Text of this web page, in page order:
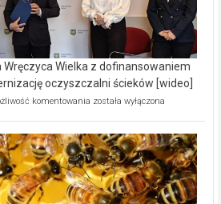
Wręczyca Wielka z dofinansowaniem
oczyszczalni ścieków [wideo]
komentowania Ekologiczne
Wręczyca
Wielka
z
dofinansowaniem
ponad
została wyłączona